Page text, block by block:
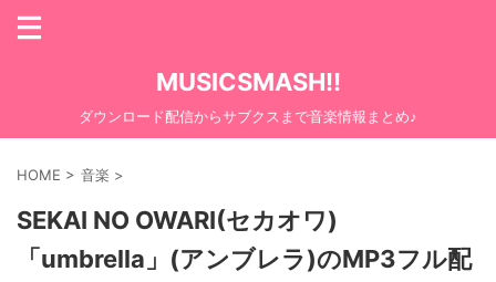
MUSICSMASH!!
ダウンロード配信からサブクスまで音楽情報まとめ♪
HOME > 音楽 >
SEKAI NO OWARI(セカオワ)
「umbrella」(アンブレラ)のMP3フル配